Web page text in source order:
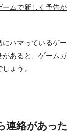
ムで新しく予告
ハマっているゲ
があると、ゲーム
しょう。
連絡があっ